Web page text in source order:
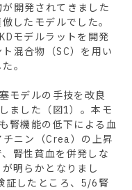
開発されてきました
したモデルでした。
モデルラットを開発
混合物（SC）を用い
。
モデルの手技を改良
ました（図1）。本モ
腎機能の低下による血
ニン（Crea）の上昇
腎性貧血を併発しな
明らかとなりまし
証したところ、5/6腎